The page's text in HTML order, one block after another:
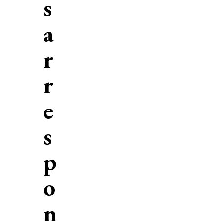
s
a
r
r
e
s
p
o
n